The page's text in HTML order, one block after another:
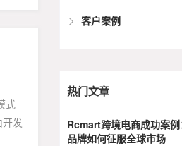
式
发
客户案例
热门文章
Rcmart跨境电商成功案
品牌如何征服全球市场